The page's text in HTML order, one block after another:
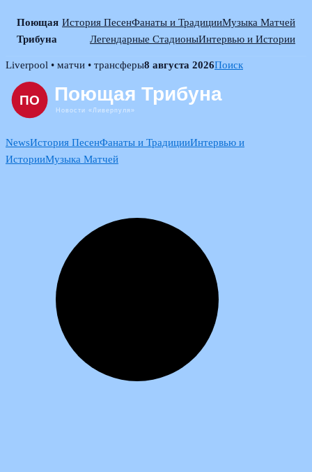
Поющая
Трибуна
История ПесенФанаты и ТрадицииМузыка Матчей
Легендарные СтадионыИнтервью и Истории
Skip
content
Liverpool • матчи • трансферы8 августа 2026Поиск
NewsИстория ПесенФанаты и ТрадицииИнтервью и
ИсторииМузыка Матчей